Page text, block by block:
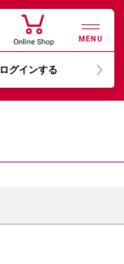
MENU
ログインする